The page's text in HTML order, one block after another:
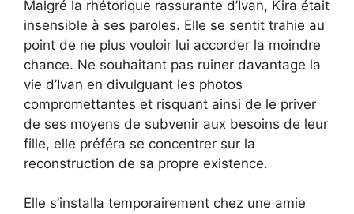
Malgré la rhétorique rassurante d’Ivan, Kira était
insensible à ses paroles. Elle se sentit trahie au
point de ne plus vouloir lui accorder la moindre
chance. Ne souhaitant pas ruiner davantage la
vie d’Ivan en divulguant les photos
compromettantes et risquant ainsi de le priver
de ses moyens de subvenir aux besoins de leur
fille, elle préféra se concentrer sur la
reconstruction de sa propre existence.
Elle s’installa temporairement chez une amie